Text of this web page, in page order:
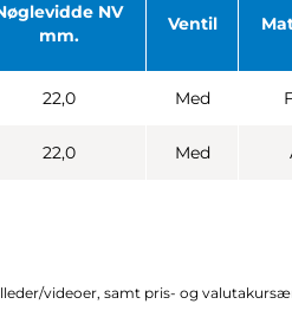
NV
mm.
Ventil
22,0 Med
22,0 Med
videoer, samt pris- og